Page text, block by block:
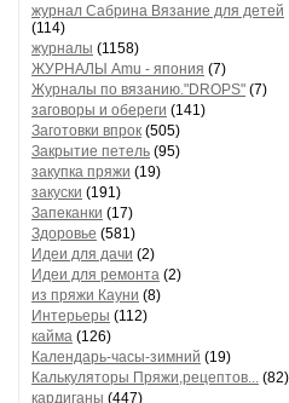
журнал Сабрина Вязание для детей
(114)
журналы (1158)
ЖУРНАЛЫ Amu - япония (7)
Журналы по вязанию."DROPS" (7)
заговоры и обереги (141)
Заготовки впрок (505)
Закрытие петель (95)
закупка пряжи (19)
закуски (191)
Запеканки (17)
Здоровье (581)
Идеи для дачи (2)
Идеи для ремонта (2)
из пряжи Кауни (8)
Интерьеры (112)
кайма (126)
Календарь-часы-зимний (19)
Калькуляторы Пряжи,рецептов... (82)
кардиганы (447)